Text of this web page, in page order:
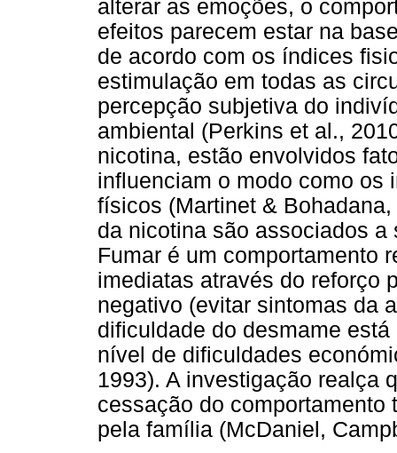
alterar as emoções, o
efeitos parecem estar na
de acordo com os índices
estimulação em todas as
percepção subjetiva do
ambiental (Perkins et al.,
nicotina, estão envolvidos
influenciam o modo como os
físicos (Martinet &
da nicotina são associados
Fumar é um comportamento
imediatas através do reforço
negativo (evitar sintomas da
dificuldade do desmame
nível de dificuldades
1993). A investigação realça
cessação do
pela família (McDaniel,